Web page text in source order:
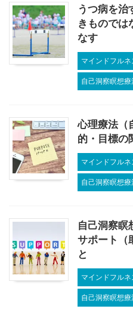
うつ病を治
きものでは
なす
マインドフル
自己洞察瞑想療
心理療法（
的・目標の
マインドフル
自己洞察瞑想療
自己洞察瞑
サポート（
と
マインドフル
自己洞察瞑想療